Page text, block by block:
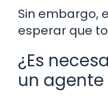
Sin embargo,
esperar que
¿Es
un